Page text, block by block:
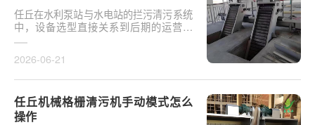
任丘在水利泵站与水电站的拦污清污系统
中，设备选型直接关系到后期的运营开
支。探讨从维护成本看：垂直耙斗式 vs
2026-06-21
任丘机械格栅清污机手动模式怎么
操作